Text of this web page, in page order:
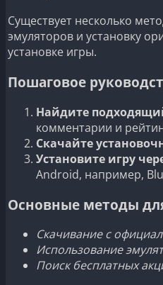
Существует несколько
эмуляторов и установку
установке игры.
Пошаговое
Найдите
комментарии и
Скачайте
Установите игру
Android, например,
Основные методы
Скачивание с
Использование
Поиск бесплатных